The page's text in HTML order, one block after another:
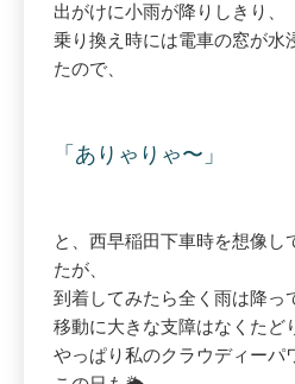
出がけに小雨が降りしきり、
乗り換え時には電車の窓が水
たので、
「ありゃりゃ〜」
と、西早稲田下車時を想像し
たが、
到着してみたら全く雨は降っ
移動に大きな支障はなくたど
やっぱり私のクラウディーパ